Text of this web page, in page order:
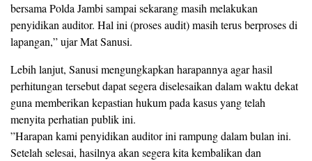
bersama Polda Jambi sampai sekarang masih melakukan
penyidikan auditor. Hal ini (proses audit) masih terus berproses di
lapangan,” ujar Mat Sanusi.
​Lebih lanjut, Sanusi mengungkapkan harapannya agar hasil
perhitungan tersebut dapat segera diselesaikan dalam waktu dekat
guna memberikan kepastian hukum pada kasus yang telah
menyita perhatian publik ini.
​”Harapan kami penyidikan auditor ini rampung dalam bulan ini.
Setelah selesai, hasilnya akan segera kita kembalikan dan